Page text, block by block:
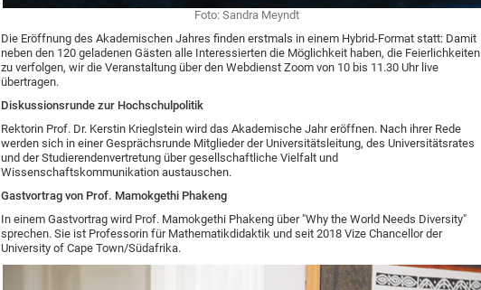
Foto: Sandra Meyndt
Die Eröffnung des Akademischen Jahres finden erstmals in einem Hybrid-Format statt: Damit
neben den 120 geladenen Gästen alle Interessierten die Möglichkeit haben, die Feierlichkeiten
zu verfolgen, wir die Veranstaltung über den Webdienst Zoom von 10 bis 11.30 Uhr live
übertragen.
Diskussionsrunde zur Hochschulpolitik
Rektorin Prof. Dr. Kerstin Krieglstein wird das Akademische Jahr eröffnen. Nach ihrer Rede
werden sich in einer Gesprächsrunde Mitglieder der Universitätsleitung, des Universitätsrates
und der Studierendenvertretung über gesellschaftliche Vielfalt und
Wissenschaftskommunikation austauschen.
Gastvortrag von Prof. Mamokgethi Phakeng
In einem Gastvortrag wird Prof. Mamokgethi Phakeng über "Why the World Needs Diversity"
sprechen. Sie ist Professorin für Mathematikdidaktik und seit 2018 Vize Chancellor der
University of Cape Town/Südafrika.